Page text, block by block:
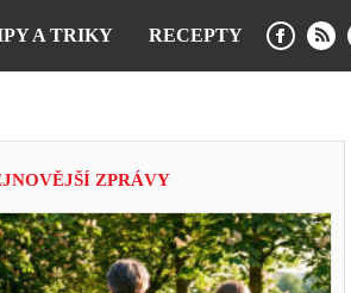
A TRIKY RECEPTY
ZPRÁVY